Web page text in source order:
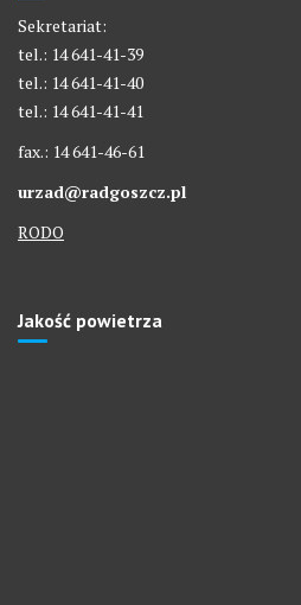
Sekretariat:
tel.: 14 641-41-39
tel.: 14 641-41-40
tel.: 14 641-41-41
fax.: 14 641-46-61
urzad@radgoszcz.pl
RODO
Jakość powietrza